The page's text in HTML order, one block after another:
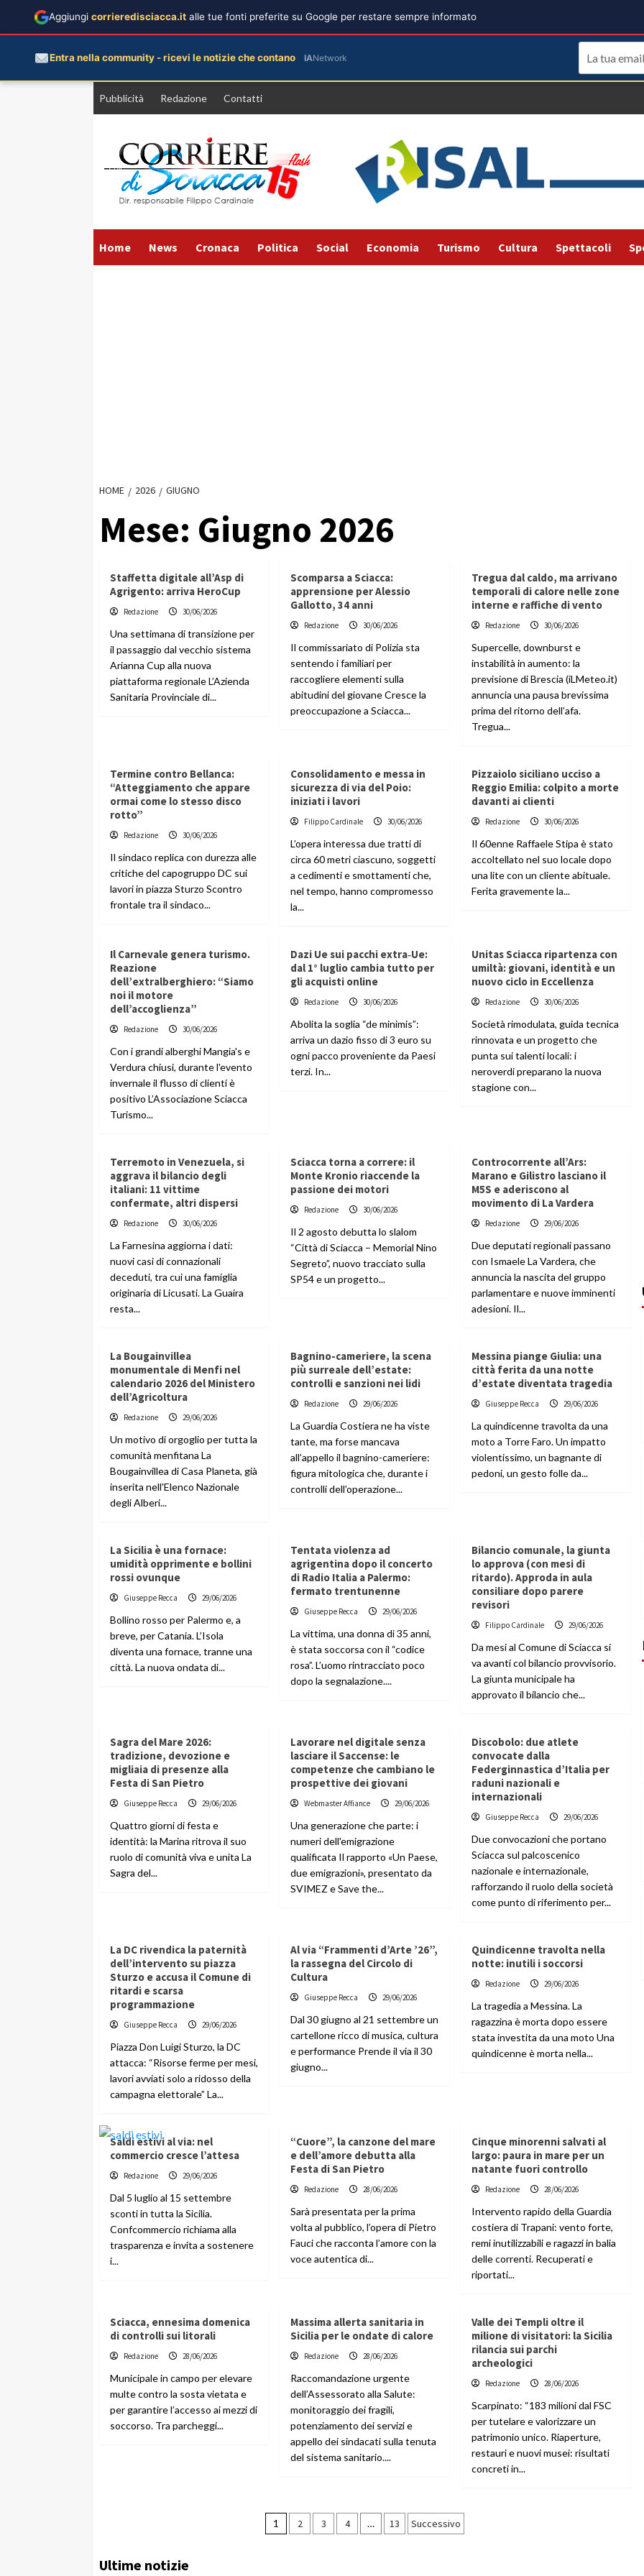
Pubblicità Redazione Contatti
Home News Cronaca Politica Social Economia Turismo Cultura Spettacoli
HOME 2026 GIUGNO
Mese: Giugno 2026
Staffetta digitale all’Asp di
Agrigento: arriva HeroCup
Redazione 30/06/2026
Una settimana di transizione per
il passaggio dal vecchio sistema
Arianna Cup alla nuova
piattaforma regionale L’Azienda
Sanitaria Provinciale di...
Scomparsa a Sciacca:
apprensione per Alessio
Gallotto, 34 anni
Redazione 30/06/2026
Il commissariato di Polizia sta
sentendo i familiari per
raccogliere elementi sulla
abitudini del giovane Cresce la
preoccupazione a Sciacca...
Tregua dal caldo, ma arrivano
temporali di calore nelle zone
interne e raffiche di vento
Redazione 30/06/2026
Supercelle, downburst e
instabilità in aumento: la
previsione di Brescia (iLMeteo.it)
annuncia una pausa brevissima
prima del ritorno dell’afa.
Tregua...
Termine contro Bellanca:
“Atteggiamento che appare
ormai come lo stesso disco
rotto”
Redazione 30/06/2026
Il sindaco replica con durezza alle
critiche del capogruppo DC sui
lavori in piazza Sturzo Scontro
frontale tra il sindaco...
Consolidamento e messa in
sicurezza di via del Poio:
iniziati i lavori
Filippo Cardinale 30/06/2026
L’opera interessa due tratti di
circa 60 metri ciascuno, soggetti
a cedimenti e smottamenti che,
nel tempo, hanno compromesso
la...
Pizzaiolo siciliano ucciso a
Reggio Emilia: colpito a morte
davanti ai clienti
Redazione 30/06/2026
Il 60enne Raffaele Stipa è stato
accoltellato nel suo locale dopo
una lite con un cliente abituale.
Ferita gravemente la...
Il Carnevale genera turismo.
Reazione
dell’extralberghiero: “Siamo
noi il motore
dell’accoglienza”
Redazione 30/06/2026
Con i grandi alberghi Mangia's e
Verdura chiusi, durante l'evento
invernale il flusso di clienti è
positivo L’Associazione Sciacca
Turismo...
Dazi Ue sui pacchi extra‑Ue:
dal 1° luglio cambia tutto per
gli acquisti online
Redazione 30/06/2026
Abolita la soglia “de minimis”:
arriva un dazio fisso di 3 euro su
ogni pacco proveniente da Paesi
terzi. In...
Unitas Sciacca ripartenza con
umiltà: giovani, identità e un
nuovo ciclo in Eccellenza
Redazione 30/06/2026
Società rimodulata, guida tecnica
rinnovata e un progetto che
punta sui talenti locali: i
neroverdi preparano la nuova
stagione con...
Terremoto in Venezuela, si
aggrava il bilancio degli
italiani: 11 vittime
confermate, altri dispersi
Redazione 30/06/2026
La Farnesina aggiorna i dati:
nuovi casi di connazionali
deceduti, tra cui una famiglia
originaria di Licusati. La Guaira
resta...
Sciacca torna a correre: il
Monte Kronio riaccende la
passione dei motori
Redazione 30/06/2026
Il 2 agosto debutta lo slalom
“Città di Sciacca – Memorial Nino
Segreto”, nuovo tracciato sulla
SP54 e un progetto...
Controcorrente all’Ars:
Marano e Gilistro lasciano il
M5S e aderiscono al
movimento di La Vardera
Redazione 29/06/2026
Due deputati regionali passano
con Ismaele La Vardera, che
annuncia la nascita del gruppo
parlamentare e nuove imminenti
adesioni. Il...
La Bougainvillea
monumentale di Menfi nel
calendario 2026 del Ministero
dell’Agricoltura
Redazione 29/06/2026
Un motivo di orgoglio per tutta la
comunità menfitana La
Bougainvillea di Casa Planeta, già
inserita nell'Elenco Nazionale
degli Alberi...
Bagnino-cameriere, la scena
più surreale dell’estate:
controlli e sanzioni nei lidi
Redazione 29/06/2026
La Guardia Costiera ne ha viste
tante, ma forse mancava
all’appello il bagnino-cameriere:
figura mitologica che, durante i
controlli dell’operazione...
Messina piange Giulia: una
città ferita da una notte
d’estate diventata tragedia
Giuseppe Recca 29/06/2026
La quindicenne travolta da una
moto a Torre Faro. Un impatto
violentissimo, un bagnante di
pedoni, un gesto folle da...
La Sicilia è una fornace:
umidità opprimente e bollini
rossi ovunque
Giuseppe Recca 29/06/2026
Bollino rosso per Palermo e, a
breve, per Catania. L’Isola
diventa una fornace, tranne una
città. La nuova ondata di...
Tentata violenza ad
agrigentina dopo il concerto
di Radio Italia a Palermo:
fermato trentunenne
Giuseppe Recca 29/06/2026
La vittima, una donna di 35 anni,
è stata soccorsa con il “codice
rosa”. L’uomo rintracciato poco
dopo la segnalazione....
Bilancio comunale, la giunta
lo approva (con mesi di
ritardo). Approda in aula
consiliare dopo parere
revisori
Filippo Cardinale 29/06/2026
Da mesi al Comune di Sciacca si
va avanti col bilancio provvisorio.
La giunta municipale ha
approvato il bilancio che...
Sagra del Mare 2026:
tradizione, devozione e
migliaia di presenze alla
Festa di San Pietro
Giuseppe Recca 29/06/2026
Quattro giorni di festa e
identità: la Marina ritrova il suo
ruolo di comunità viva e unita La
Sagra del...
Lavorare nel digitale senza
lasciare il Saccense: le
competenze che cambiano le
prospettive dei giovani
Webmaster Affiance 29/06/2026
Una generazione che parte: i
numeri dell'emigrazione
qualificata Il rapporto «Un Paese,
due emigrazioni», presentato da
SVIMEZ e Save the...
Discobolo: due atlete
convocate dalla
Federginnastica d’Italia per
raduni nazionali e
internazionali
Giuseppe Recca 29/06/2026
Due convocazioni che portano
Sciacca sul palcoscenico
nazionale e internazionale,
rafforzando il ruolo della società
come punto di riferimento per...
La DC rivendica la paternità
dell’intervento su piazza
Sturzo e accusa il Comune di
ritardi e scarsa
programmazione
Giuseppe Recca 29/06/2026
Piazza Don Luigi Sturzo, la DC
attacca: “Risorse ferme per mesi,
lavori avviati solo a ridosso della
campagna elettorale” La...
Al via “Frammenti d’Arte ’26”,
la rassegna del Circolo di
Cultura
Giuseppe Recca 29/06/2026
Dal 30 giugno al 21 settembre un
cartellone ricco di musica, cultura
e performance Prende il via il 30
giugno...
Quindicenne travolta nella
notte: inutili i soccorsi
Redazione 29/06/2026
La tragedia a Messina. La
ragazzina è morta dopo essere
stata investita da una moto Una
quindicenne è morta nella...
Saldi estivi al via: nel
commercio cresce l’attesa
Redazione 29/06/2026
Dal 5 luglio al 15 settembre
sconti in tutta la Sicilia.
Confcommercio richiama alla
trasparenza e invita a sostenere
i...
“Cuore”, la canzone del mare
e dell’amore debutta alla
Festa di San Pietro
Redazione 28/06/2026
Sarà presentata per la prima
volta al pubblico, l’opera di Pietro
Fauci che racconta l’amore con la
voce autentica di...
Cinque minorenni salvati al
largo: paura in mare per un
natante fuori controllo
Redazione 28/06/2026
Intervento rapido della Guardia
costiera di Trapani: vento forte,
remi inutilizzabili e ragazzi in balia
delle correnti. Recuperati e
riportati...
Sciacca, ennesima domenica
di controlli sui litorali
Redazione 28/06/2026
Municipale in campo per elevare
multe contro la sosta vietata e
per garantire l’accesso ai mezzi di
soccorso. Tra parcheggi...
Massima allerta sanitaria in
Sicilia per le ondate di calore
Redazione 28/06/2026
Raccomandazione urgente
dell’Assessorato alla Salute:
monitoraggio dei fragili,
potenziamento dei servizi e
appello dei sindacati sulla tenuta
del sistema sanitario....
Valle dei Templi oltre il
milione di visitatori: la Sicilia
rilancia sui parchi
archeologici
Redazione 28/06/2026
Scarpinato: “183 milioni dal FSC
per tutelare e valorizzare un
patrimonio unico. Riaperture,
restauri e nuovi musei: risultati
concreti in...
Paginazione
1 2 3 4 … 13 Successivo
Ultime notizie
Aggiungi corrieredisciacca.it alle tue fonti preferite su Google per restare sempre informato
Entra nella community - ricevi le notizie che contano IANetwork